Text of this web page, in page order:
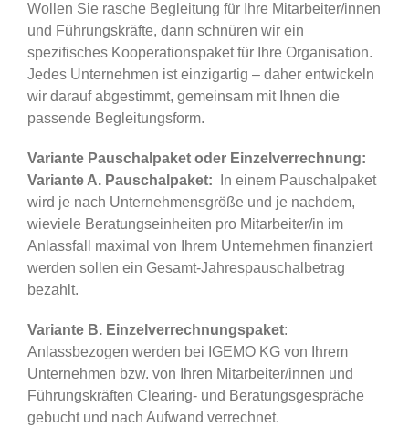
Wollen Sie rasche Begleitung für Ihre Mitarbeiter/innen
und Führungskräfte, dann schnüren wir ein
spezifisches Kooperationspaket für Ihre Organisation.
Jedes Unternehmen ist einzigartig – daher entwickeln
wir darauf abgestimmt, gemeinsam mit Ihnen die
passende Begleitungsform.
Variante Pauschalpaket oder Einzelverrechnung:
Variante A. Pauschalpaket:
In einem Pauschalpaket
wird je nach Unternehmensgröße und je nachdem,
wieviele Beratungseinheiten pro Mitarbeiter/in im
Anlassfall maximal von Ihrem Unternehmen finanziert
werden sollen ein Gesamt-Jahrespauschalbetrag
bezahlt.
Variante B. Einzelverrechnungspaket:
Anlassbezogen werden bei IGEMO KG von Ihrem
Unternehmen bzw. von Ihren Mitarbeiter/innen und
Führungskräften Clearing- und Beratungsgespräche
gebucht und nach Aufwand verrechnet.